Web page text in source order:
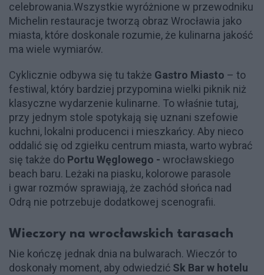
celebrowania.Wszystkie wyróżnione w przewodniku
Michelin restauracje tworzą obraz Wrocławia jako
miasta, które doskonale rozumie, że kulinarna jakość
ma wiele wymiarów.
Cyklicznie odbywa się tu także Gastro Miasto – to
festiwal, który bardziej przypomina wielki piknik niż
klasyczne wydarzenie kulinarne. To właśnie tutaj,
przy jednym stole spotykają się uznani szefowie
kuchni, lokalni producenci i mieszkańcy. Aby nieco
oddalić się od zgiełku centrum miasta, warto wybrać
się także do Portu Węglowego - wrocławskiego
beach baru. Leżaki na piasku, kolorowe parasole
i gwar rozmów sprawiają, że zachód słońca nad
Odrą nie potrzebuje dodatkowej scenografii.
Wieczory na wrocławskich tarasach
Nie kończę jednak dnia na bulwarach. Wieczór to
doskonały moment, aby odwiedzić Sk Bar w hotelu